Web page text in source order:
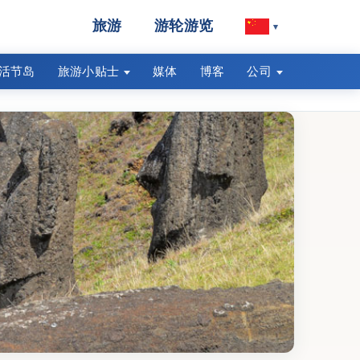
旅游 游轮游览 ▾
节岛 旅游小贴士 媒体 博客 公司